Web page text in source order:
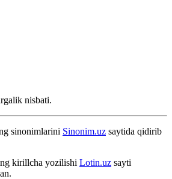
nisbati.
sinonimlarini Sinonim.uz saytida qidirib
kirillcha yozilishi Lotin.uz sayti